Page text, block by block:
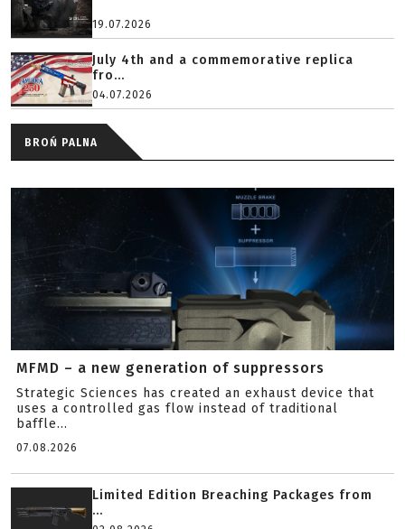
19.07.2026
July 4th and a commemorative replica
fro...
04.07.2026
BROŃ PALNA
MFMD – a new generation of suppressors
Strategic Sciences has created an exhaust device that
uses a controlled gas flow instead of traditional
baffle...
07.08.2026
Limited Edition Breaching Packages from
...